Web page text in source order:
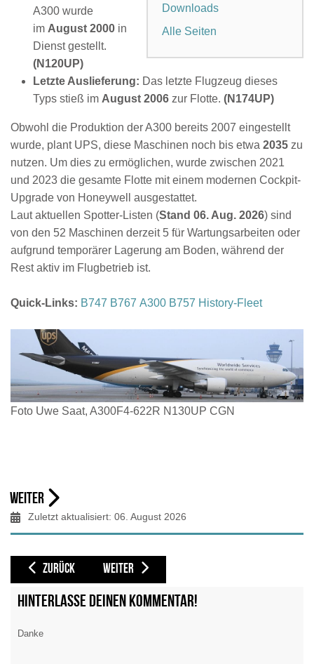
Downloads
Alle Seiten
A300 wurde
im August 2000 in
Dienst gestellt.
(N120UP)
Letzte Auslieferung: Das letzte Flugzeug dieses
Typs stieß im August 2006 zur Flotte. (N174UP)
Obwohl die Produktion der A300 bereits 2007 eingestellt
wurde, plant UPS, diese Maschinen noch bis etwa 2035 zu
nutzen. Um dies zu ermöglichen, wurde zwischen 2021
und 2023 die gesamte Flotte mit einem modernen Cockpit-
Upgrade von Honeywell
ausgestattet.
Laut aktuellen Spotter-Listen (Stand 06. Aug. 2026) sind
von den 52 Maschinen derzeit 5 für Wartungsarbeiten oder
aufgrund temporärer Lagerung am Boden, während der
Rest aktiv im Flugbetrieb ist.
Quick-Links: B747 B767 A300 B757 History-Fleet
Foto Uwe Saat, A300F4-622R N130UP CGN
Weiter
Zuletzt aktualisiert: 06. August 2026
VORHERIGER BEITRAG: UPS FLEET BOEING 767-300F
ZURÜCK NÄCHSTER BEITRAG: UPS BOEING 757-200F
WEITER
Hinterlasse deinen Kommentar!
Danke